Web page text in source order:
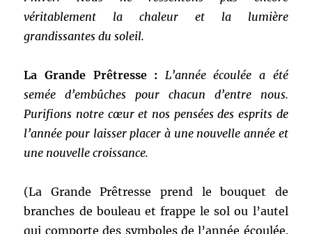
véritablement la chaleur et la lumière
grandissantes du soleil.
La Grande Prêtresse :
L’année écoulée a été
semée d’embûches pour chacun d’entre nous.
Purifions notre cœur et nos pensées des esprits de
l’année pour laisser placer à une nouvelle année et
une nouvelle croissance.
(La Grande Prêtresse prend le bouquet de
branches de bouleau et frappe le sol ou l’autel
qui comporte des symboles de l’année écoulée.